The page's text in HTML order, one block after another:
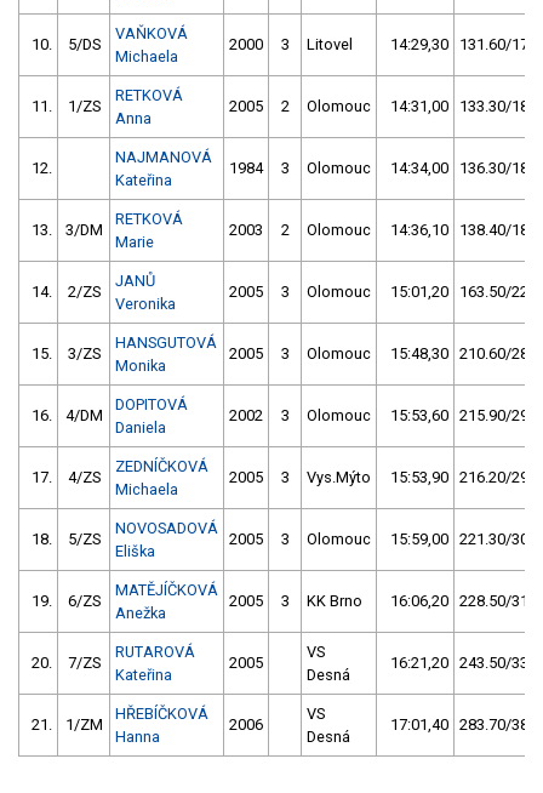
10. 5/DS
VAŇKOVÁ
Michaela
2000 3 Litovel 14:29,30 131.60/17,8
11. 1/ZS
RETKOVÁ
Anna
2005 2 Olomouc 14:31,00 133.30/18,1
12.
NAJMANOVÁ
Kateřina
1984 3 Olomouc 14:34,00 136.30/18,5
13. 3/DM
RETKOVÁ
Marie
2003 2 Olomouc 14:36,10 138.40/18,8
14. 2/ZS
JANŮ
Veronika
2005 3 Olomouc 15:01,20 163.50/22,2
15. 3/ZS
HANSGUTOVÁ
Monika
2005 3 Olomouc 15:48,30 210.60/28,5
16. 4/DM
DOPITOVÁ
Daniela
2002 3 Olomouc 15:53,60 215.90/29,3
17. 4/ZS
ZEDNÍČKOVÁ
Michaela
2005 3 Vys.Mýto 15:53,90 216.20/29,3
18. 5/ZS
NOVOSADOVÁ
Eliška
2005 3 Olomouc 15:59,00 221.30/30,0
19. 6/ZS
MATĚJÍČKOVÁ
Anežka
2005 3 KK Brno 16:06,20 228.50/31,0
20. 7/ZS
RUTAROVÁ
Kateřina
2005
VS
Desná
16:21,20 243.50/33,0
21. 1/ZM
HŘEBÍČKOVÁ
Hanna
2006
VS
Desná
17:01,40 283.70/38,5